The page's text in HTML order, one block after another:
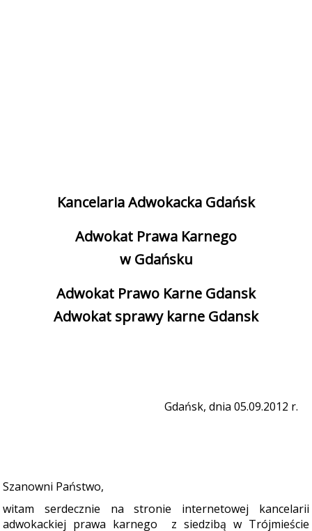
Kancelaria Adwokacka Gdańsk
Adwokat Prawa Karnego
w Gdańsku
Adwokat Prawo Karne Gdansk
Adwokat sprawy karne Gdansk
Gdańsk, dnia 05.09.2012 r.
Szanowni Państwo,
witam serdecznie na stronie internetowej kancelarii
adwokackiej prawa karnego
z siedzibą w Trójmieście